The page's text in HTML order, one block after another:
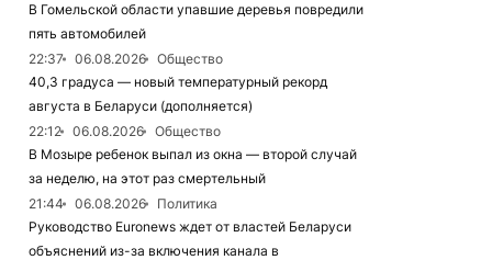
В Гомельской области упавшие деревья повредили
пять автомобилей
22:37
06.08.2026
Общество
40,3 градуса — новый температурный рекорд
августа в Беларуси (дополняется)
22:12
06.08.2026
Общество
В Мозыре ребенок выпал из окна — второй случай
за неделю, на этот раз смертельный
21:44
06.08.2026
Политика
Руководство Euronews ждет от властей Беларуси
объяснений из-за включения канала в